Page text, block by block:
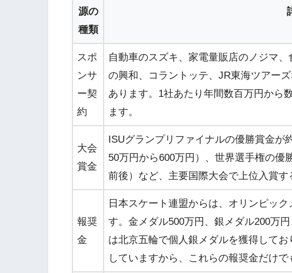
源の
種類
スポ
ンサ
ー契
約
自動車のスズキ、家電量販店のノジマ
の興和、コラントッテ、JR東海ツアー
あります。1社あたり年間数百万円から
ます。
大会
賞金
ISUグランプリファイナルの優勝賞金が
50万円から600万円）、世界選手権の優
前後）など、主要国際大会で上位入賞す
報奨
金
日本スケート連盟からは、オリンピッ
す。金メダル500万円、銀メダル200万
は北京五輪で個人銀メダルを獲得して
していますから、これらの報奨金だけ